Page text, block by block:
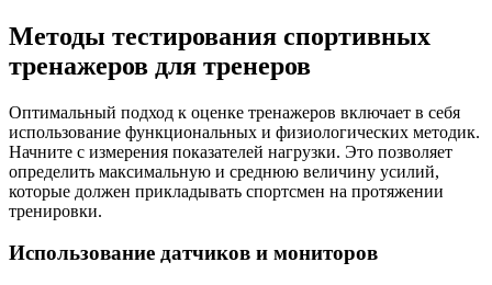
Методы тестирования спортивных
тренажеров для тренеров
Оптимальный подход к оценке тренажеров включает в себя
использование функциональных и физиологических методик.
Начните с измерения показателей нагрузки. Это позволяет
определить максимальную и среднюю величину усилий,
которые должен прикладывать спортсмен на протяжении
тренировки.
Использование датчиков и мониторов